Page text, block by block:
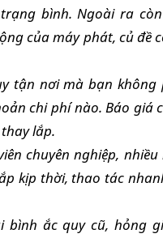
bình. Ngoài ra
của máy phát, củ đề
tận nơi mà bạn không
chi phí nào. Báo giá
lắp.
chuyên nghiệp, nhiều
kịp thời, thao tác
bình ắc quy cũ, hỏng